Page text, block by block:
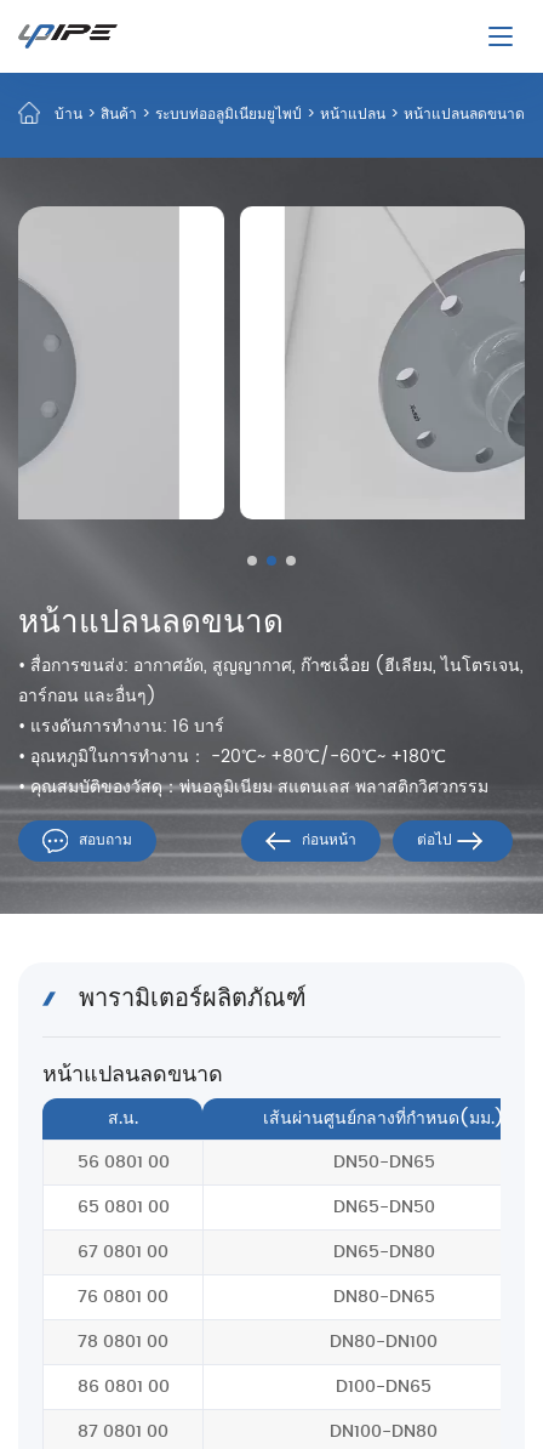
บ้าน > สินค้า > ระบบท่ออลูมิเนียมยูไพป์ > หน้าแปลน > หน้าแปลนลดขนาด
หน้าแปลนลดขนาด
• สื่อการขนส่ง: อากาศอัด, สูญญากาศ, ก๊าซเฉื่อย (ฮีเลียม, ไนโตรเจน,
อาร์กอน และอื่นๆ)
• แรงดันการทำงาน: 16 บาร์
• อุณหภูมิในการทำงาน： -20℃~ +80℃/-60℃~ +180℃
• คุณสมบัติของวัสดุ：พ่นอลูมิเนียม สแตนเลส พลาสติกวิศวกรรม
สอบถาม ต่อไป
ก่อนหน้า
พารามิเตอร์ผลิตภัณฑ์
หน้าแปลนลดขนาด
ส.น. เส้นผ่านศูนย์กลางที่กำหนด(มม.)
56 0801 00 DN50-DN65
65 0801 00 DN65-DN50
67 0801 00 DN65-DN80
76 0801 00 DN80-DN65
78 0801 00 DN80-DN100
86 0801 00 D100-DN65
87 0801 00 DN100-DN80